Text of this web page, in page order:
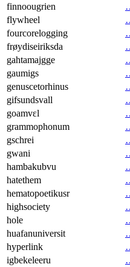
finnoougrien
flywheel
fourcorelogging
frøydiseiriksda
gahtamajgge
gaumigs
genuscetorhinus
gifsundsvall
goamvɛl
grammophonum
gschrei
gwani
hambakubvu
hatethem
hematopoetikusr
highsociety
hole
huafanuniversit
hyperlink
igbekeleeru